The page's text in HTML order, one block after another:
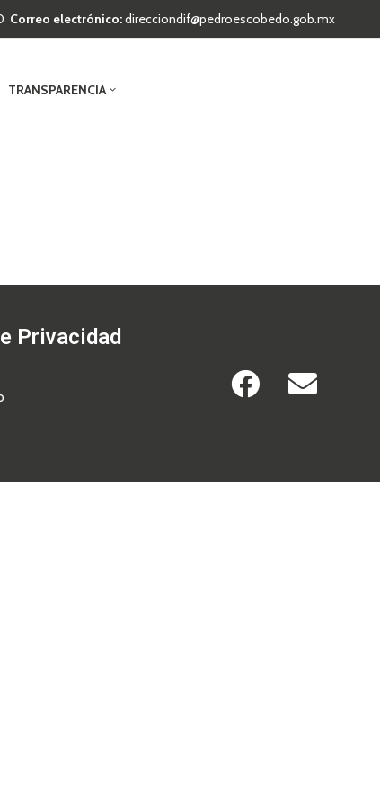
Correo electrónico:direcciondif@pedroescobedo.gob.mx
TRANSPARENCIA
Privacidad